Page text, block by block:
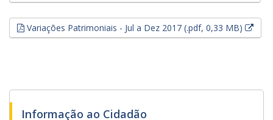
Variações Patrimoniais - Jul a Dez 2017 (.pdf, 0,33 MB)
Informação ao Cidadão